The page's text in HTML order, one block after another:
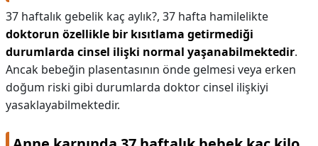
37 haftalık gebelik kaç aylık?, 37 hafta hamilelikte
doktorun özellikle bir kısıtlama getirmediği
durumlarda cinsel ilişki normal yaşanabilmektedir.
Ancak bebeğin plasentasının önde gelmesi veya erken
doğum riski gibi durumlarda doktor cinsel ilişkiyi
yasaklayabilmektedir.